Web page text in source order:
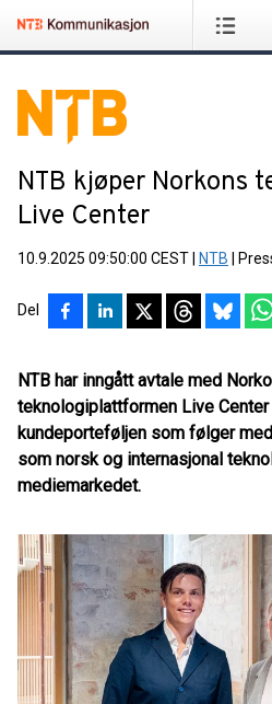
NTB kjøper Norkons
Live Center
10.9.2025 09:50:00 CEST NTB
Del
NTB har inngått avtale med
teknologiplattformen Live
kundeporteføljen som følger
som norsk og internasjonal
mediemarkedet.